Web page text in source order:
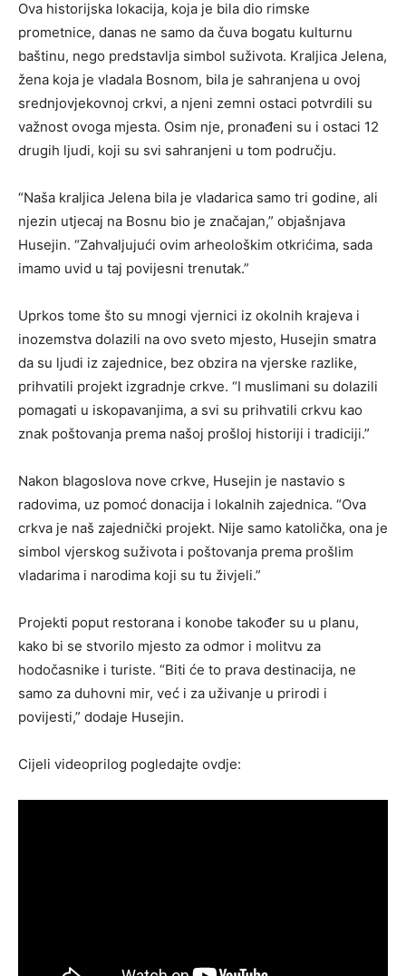
Ova historijska lokacija, koja je bila dio rimske
prometnice, danas ne samo da čuva bogatu kulturnu
baštinu, nego predstavlja simbol suživota. Kraljica Jelena,
žena koja je vladala Bosnom, bila je sahranjena u ovoj
srednjovjekovnoj crkvi, a njeni zemni ostaci potvrdili su
važnost ovoga mjesta. Osim nje, pronađeni su i ostaci 12
drugih ljudi, koji su svi sahranjeni u tom području.
“Naša kraljica Jelena bila je vladarica samo tri godine, ali
njezin utjecaj na Bosnu bio je značajan,” objašnjava
Husejin. “Zahvaljujući ovim arheološkim otkrićima, sada
imamo uvid u taj povijesni trenutak.”
Uprkos tome što su mnogi vjernici iz okolnih krajeva i
inozemstva dolazili na ovo sveto mjesto, Husejin smatra
da su ljudi iz zajednice, bez obzira na vjerske razlike,
prihvatili projekt izgradnje crkve. “I muslimani su dolazili
pomagati u iskopavanjima, a svi su prihvatili crkvu kao
znak poštovanja prema našoj prošloj historiji i tradiciji.”
Nakon blagoslova nove crkve, Husejin je nastavio s
radovima, uz pomoć donacija i lokalnih zajednica. “Ova
crkva je naš zajednički projekt. Nije samo katolička, ona je
simbol vjerskog suživota i poštovanja prema prošlim
vladarima i narodima koji su tu živjeli.”
Projekti poput restorana i konobe također su u planu,
kako bi se stvorilo mjesto za odmor i molitvu za
hodočasnike i turiste. “Biti će to prava destinacija, ne
samo za duhovni mir, već i za uživanje u prirodi i
povijesti,” dodaje Husejin.
Cijeli videoprilog pogledajte ovdje: